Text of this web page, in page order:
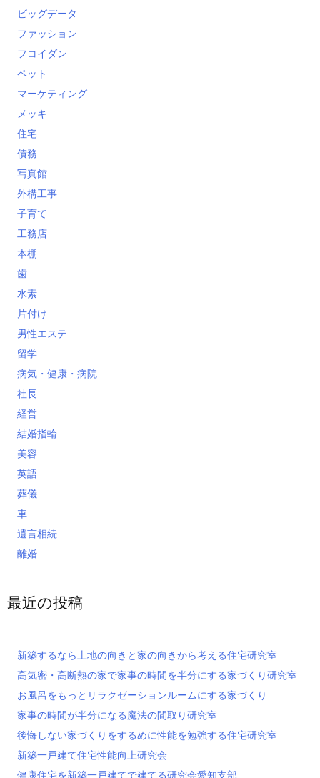
ビッグデータ
ファッション
フコイダン
ペット
マーケティング
メッキ
住宅
債務
写真館
外構工事
子育て
工務店
本棚
歯
水素
片付け
男性エステ
留学
病気・健康・病院
社長
経営
結婚指輪
美容
英語
葬儀
車
遺言相続
離婚
最近の投稿
新築するなら土地の向きと家の向きから考える住宅研究室
高気密・高断熱の家で家事の時間を半分にする家づくり研究室
お風呂をもっとリラクゼーションルームにする家づくり
家事の時間が半分になる魔法の間取り研究室
後悔しない家づくりをするめに性能を勉強する住宅研究室
新築一戸建て住宅性能向上研究会
健康住宅を新築一戸建てで建てる研究会愛知支部